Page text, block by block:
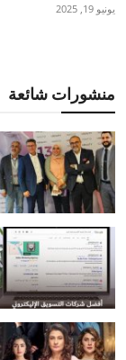
يونيو 19, 2025
منشورات شائعة